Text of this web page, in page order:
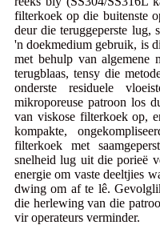
filterkoek op die buitenste
deur die teruggeperste
'n doekmedium gebruik, is
met behulp van algemene
terugblaas, tensy die
onderste residuele
mikroporeuse patroon los
van viskose filterkoek op,
kompakte,
filterkoek met
snelheid lug uit die porieë
energie om vaste deeltjies
dwing om af te lê.
die herlewing van die
vir operateurs verminder.